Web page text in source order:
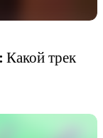
Какой трек